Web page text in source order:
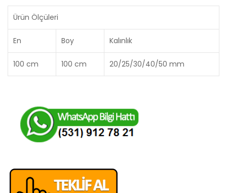
Ürün Ölçüleri
En Boy Kalınlık
100 cm 100 cm 20/25/30/40/50 mm